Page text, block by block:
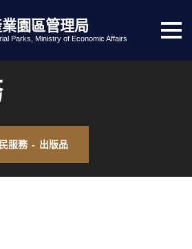
園區管理局
Parks, Ministry of Economic Affairs
選
單
服務 - 出版品